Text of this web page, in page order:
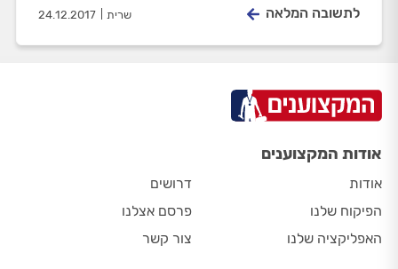
שרית 24.12.2017 לתשובה המלאה
אודות המקצוענים
אודות
הפיקוח שלנו
האפליקציה שלנו
דרושים
פרסם אצלנו
צור קשר